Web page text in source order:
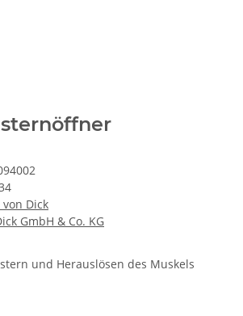
Dick
GmbH & Co. KG
und Herauslösen des Muskels